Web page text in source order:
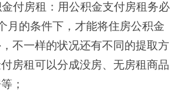
付房租：用公积金支付房租务必
月的条件下，才能将住房公积金
不一样的状况还有不同的提取方
房租可以分成没房、无房租商品
；